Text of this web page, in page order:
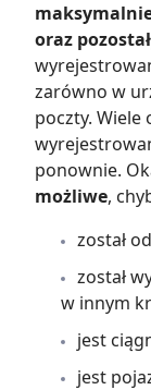
oraz
zarówno w
poczty. Wiele
ponownie.
możliwe,
został
został
w innym
jest
jest